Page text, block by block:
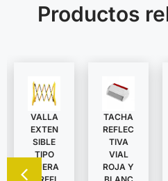
Productos
VALLA
EXTEN
SIBLE
TIPO
TIJERA
TACHA
REFLEC
TIVA
VIAL
ROJA Y